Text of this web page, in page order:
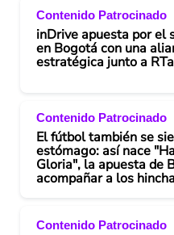
Contenido Patrocinado
inDrive apuesta por el
en Bogotá con una
estratégica junto a
Contenido Patrocinado
El fútbol también se
estómago: así nace
Gloria", la apuesta de
acompañar a los
Contenido Patrocinado